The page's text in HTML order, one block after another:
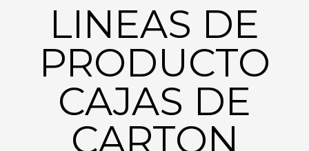
LINEAS DE
PRODUCTO
CAJAS DE
CARTON